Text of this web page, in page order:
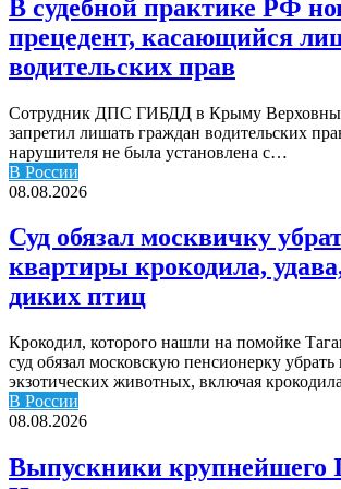
В судебной практике РФ
прецедент, касающийся
водительских прав
Сотрудник ДПС ГИБДД в Крыму
запретил лишать граждан водительских
нарушителя не была установлена с…
В России
08.08.2026
Суд обязал москвичку
квартиры крокодила,
диких птиц
Крокодил, которого нашли на помойке
суд обязал московскую пенсионерку
экзотических животных, включая
В России
08.08.2026
Выпускники крупнейшего